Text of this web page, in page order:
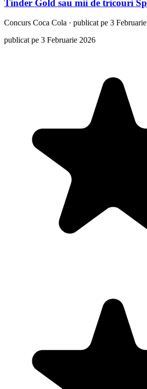
Tinder Gold sau mii de tricouri
Concurs Coca Cola · publicat pe 3
publicat pe 3 Februarie 2026